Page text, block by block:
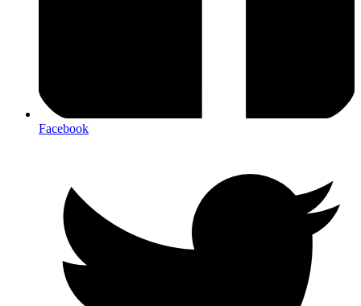
Facebook